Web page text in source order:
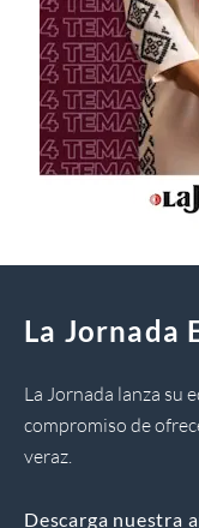
La Jornada
La Jornada lanza su
compromiso de
veraz.
Descarga nuestra